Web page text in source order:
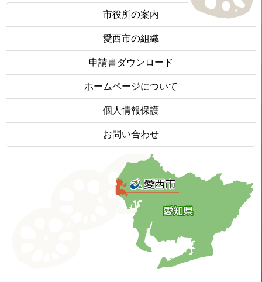
市役所の案内
愛西市の組織
申請書ダウンロード
ホームページについて
個人情報保護
お問い合わせ